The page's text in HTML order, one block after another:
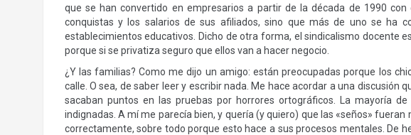
que se han convertido en empresarios a partir de la década de 1990
conquistas y los salarios de sus afiliados, sino que más de uno se ha
establecimientos educativos. Dicho de otra forma, el sindicalismo docente
porque si se privatiza seguro que ellos van a hacer negocio.
¿Y las familias? Como me dijo un amigo: están preocupadas porque los
calle. O sea, de saber leer y escribir nada. Me hace acordar a una discusión
sacaban puntos en las pruebas por horrores ortográficos. La mayoría
indignadas. A mí me parecía bien, y quería (y quiero) que las «seños»
correctamente, sobre todo porque esto hace a sus procesos mentales. De